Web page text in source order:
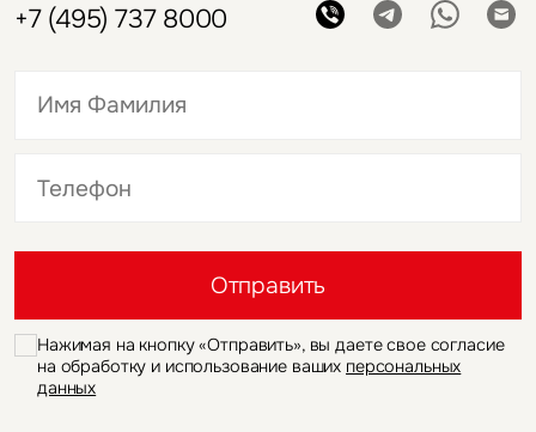
+7 (495) 737 8000
Отправить
Нажимая на кнопку «Отправить», вы даете свое согласие
на обработку и использование ваших персональных
данных